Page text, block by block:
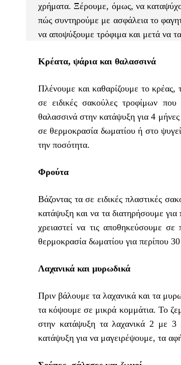
χρήματα. Ξέρουμε, όμως, να
πώς συντηρούμε με ασφάλεια το
να αποψύξουμε τρόφιμα και μετά να
Κρέατα, ψάρια και θαλασσινά
Πλένουμε και καθαρίζουμε το
σε ειδικές σακούλες τροφίμων
θαλασσινά στην κατάψυξη για 4
σε θερμοκρασία δωματίου ή στο
την ποσότητα.
Φρούτα
Βάζοντας τα σε ειδικές πλαστικές
κατάψυξη και να τα διατηρήσουμε
χρειαστεί να τις αποθηκεύσουμε
θερμοκρασία δωματίου για περίπου
Λαχανικά και μυρωδικά
Πριν βάλουμε τα λαχανικά και τα
τα κόψουμε σε μικρά κομμάτια. Το
στην κατάψυξη τα λαχανικά 2 με
κατάψυξη για να μαγειρέψουμε, τα